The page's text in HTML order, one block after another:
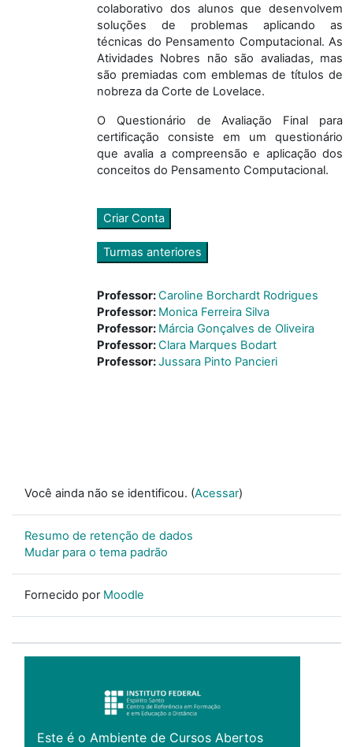
colaborativo dos alunos que desenvolvem
soluções de problemas aplicando as
técnicas do Pensamento Computacional. As
Atividades Nobres não são avaliadas, mas
são premiadas com emblemas de títulos de
nobreza da Corte de Lovelace.
O Questionário de Avaliação Final para
certificação consiste em um questionário
que avalia a compreensão e aplicação dos
conceitos do Pensamento Computacional.
Criar Conta
Turmas anteriores
Professor:Caroline Borchardt Rodrigues
Professor: Monica Ferreira Silva
Professor: Márcia Gonçalves de Oliveira
Professor:Clara Marques Bodart
Professor:Jussara Pinto Pancieri
Você ainda não se identificou. (Acessar)
Resumo de retenção de dados
Mudar para o tema padrão
Fornecido por Moodle
Este é o Ambiente de Cursos Abertos